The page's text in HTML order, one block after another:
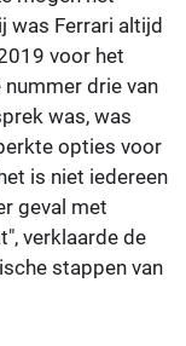
was Ferrari altijd
voor het
drie van
was, was
opties voor
is niet iedereen
geval met
verklaarde de
stappen van